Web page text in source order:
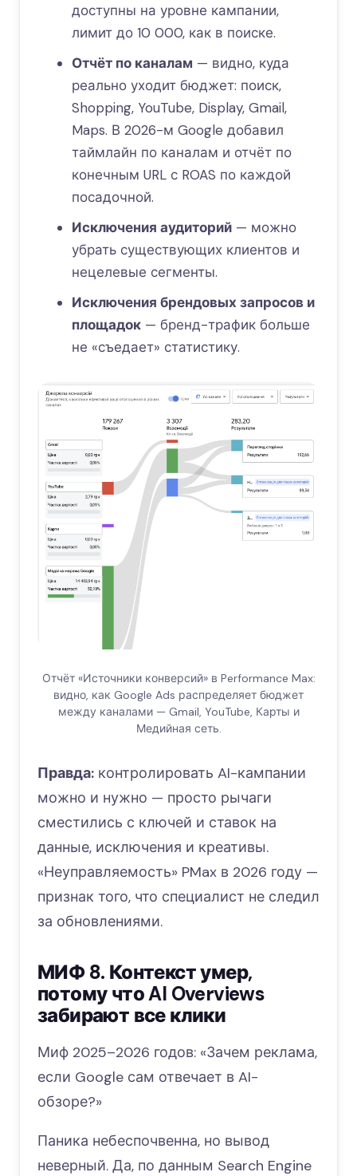
доступны на уровне кампании,
лимит до 10 000, как в поиске.
Отчёт по каналам — видно, куда
реально уходит бюджет: поиск,
Shopping, YouTube, Display, Gmail,
Maps. В 2026-м Google добавил
таймлайн по каналам и отчёт по
конечным URL с ROAS по каждой
посадочной.
Исключения аудиторий— можно
убрать существующих клиентов и
нецелевые сегменты.
Исключения брендовых запросов и
площадок— бренд-трафик больше
не «съедает» статистику.
Отчёт «Источники конверсий» в Performance Max:
видно, как Google Ads распределяет бюджет
между каналами — Gmail, YouTube, Карты и
Медийная сеть.
Правда: контролировать AI-кампании
можно и нужно — просто рычаги
сместились с ключей и ставок на
данные, исключения и креативы.
«Неуправляемость» PMax в 2026 году —
признак того, что специалист не следил
за обновлениями.
МИФ 8. Контекст умер,
потому что AI Overviews
забирают все клики
Миф 2025–2026 годов: «Зачем реклама,
если Google сам отвечает в AI-
обзоре?»
Паника небеспочвенна, но вывод
неверный. Да, по данным Search Engine